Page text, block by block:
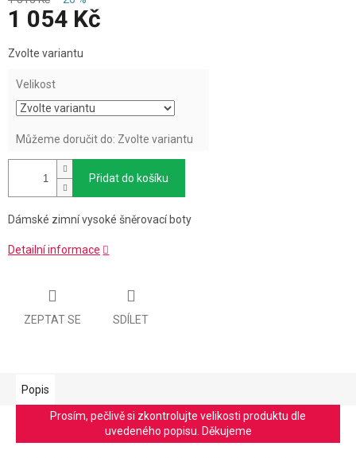
1 054 Kč
cena:
Zvolte variantu
Velikost
Můžeme doručit do: Zvolte variantu
Přidat do košíku
Dámské zimní vysoké šněrovací boty
Detailní informace
ZEPTAT SE SDÍLET
Popis
Prosím, pečlivě si zkontrolujte velikosti produktu dle
uvedeného popisu. Děkujeme